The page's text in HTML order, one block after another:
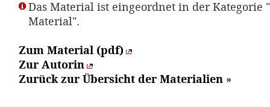
Das Material ist eingeordnet in der Kategorie
Material".
Zum Material (pdf)
Zur Autorin
Zurück zur Übersicht der Materialien »